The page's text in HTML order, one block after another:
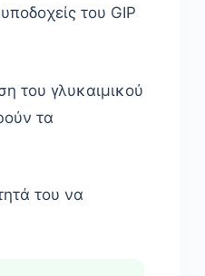
του GIP
του γλυκαιμικού
τα
του να